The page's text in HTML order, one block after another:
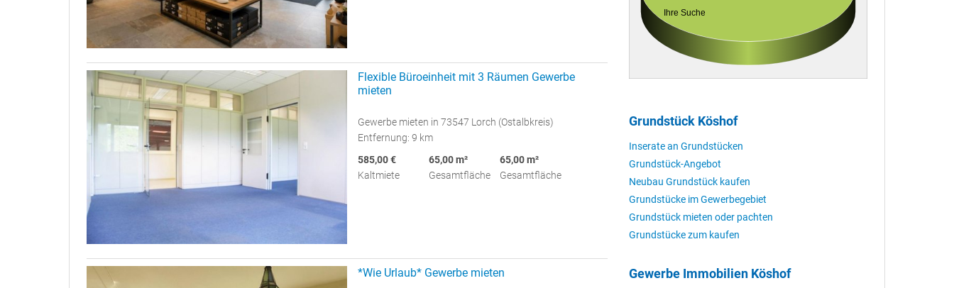
Flexible Büroeinheit mit 3 Räumen Gewerbe
mieten
Gewerbe mieten in 73547 Lorch (Ostalbkreis)
Entfernung: 9 km
585,00 €
Kaltmiete
65,00 m²
Gesamtfläche
65,00 m²
Gesamtfläche
*Wie Urlaub* Gewerbe mieten
Ihre Suche
Grundstück Köshof
Inserate an Grundstücken
Grundstück-Angebot
Neubau Grundstück kaufen
Grundstücke im Gewerbegebiet
Grundstück mieten oder pachten
Grundstücke zum kaufen
Gewerbe Immobilien Köshof